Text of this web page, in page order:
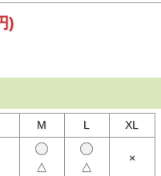
ださい。
ェットジャケット。
)
M L XL
△
△
×